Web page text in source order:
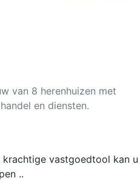
van 8 herenhuizen met
en diensten.
vastgoedtool kan u
..